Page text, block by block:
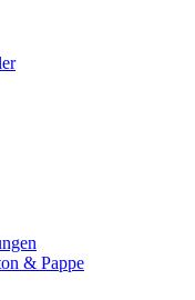
& Pappe